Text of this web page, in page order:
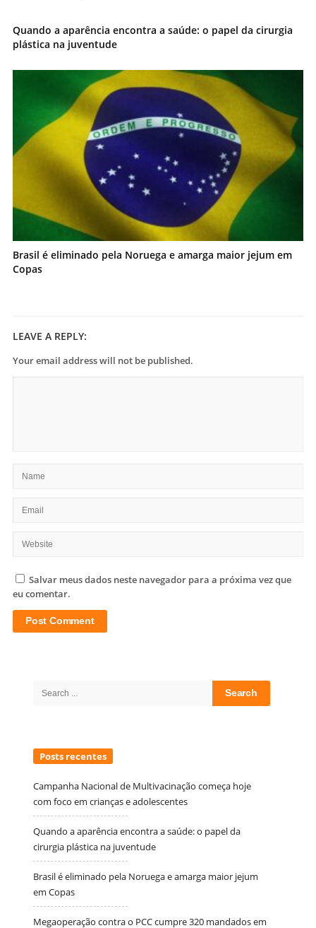
Quando a aparência encontra a saúde: o papel da cirurgia
plástica na juventude
Brasil é eliminado pela Noruega e amarga maior jejum em
Copas
LEAVE A REPLY:
Your email address will not be published.
Salvar meus dados neste navegador para a próxima vez que
eu comentar.
Search
Posts recentes
Campanha Nacional de Multivacinação começa hoje
com foco em crianças e adolescentes
Quando a aparência encontra a saúde: o papel da
cirurgia plástica na juventude
Brasil é eliminado pela Noruega e amarga maior jejum
em Copas
Megaoperação contra o PCC cumpre 320 mandados em